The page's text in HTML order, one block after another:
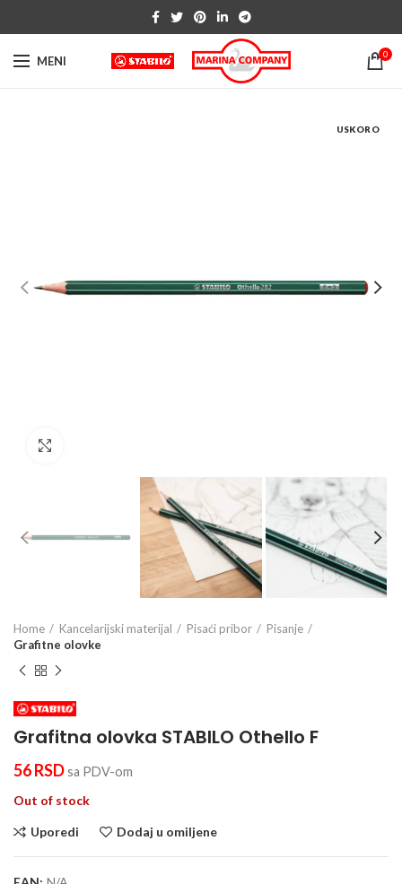
MENI 0
USKORO
Home Kancelarijski materijal Pisaći pribor
Pisanje
Grafitne olovke
Grafitna olovka STABILO Othello F
56RSDsa PDV-om
Out of stock
Uporedi Dodaj u omiljene